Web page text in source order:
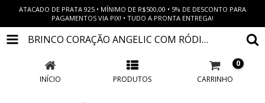
ATACADO DE PRATA 925 • MÍNIMO DE R$500,00 • 5% DE DESCONTO PARA
PAGAMENTOS VIA PIX! • TUDO A PRONTA ENTREGA!
BRINCO CORAÇÃO ANGELIC COM RÓDIO PRATA 925
INÍCIO PRODUTOS CARRINHO
0